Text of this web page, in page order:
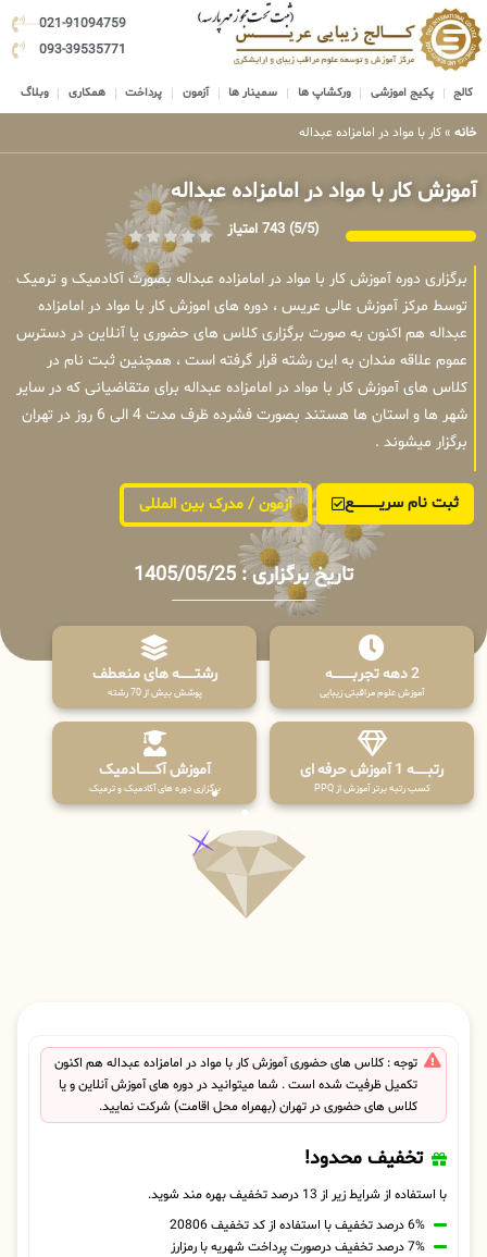
021-91094759
093-39535771
کالج پکیج اموزشی ورکشاپ ها سمینار ها آزمون پرداخت همکاری وبلاگ
خانه » کار با مواد در امامزاده عبداله
آموزش کار با مواد در امامزاده عبداله
(5/5) 743 امتیاز
برگزاری دوره آموزش کار با مواد در امامزاده عبداله بصورت آکادمیک و ترمیک
توسط مرکز آموزش عالی عریس ، دوره های اموزش کار با مواد در امامزاده
عبداله هم اکنون به صورت برگزاری کلاس های حضوری یا آنلاین در دسترس
عموم علاقه مندان به این رشته قرار گرفته است ، همچنین ثبت نام در
کلاس های آموزش کار با مواد در امامزاده عبداله برای متقاضیانی که در سایر
شهر ها و استان ها هستند بصورت فشرده ظرف مدت 4 الی 6 روز در تهران
برگزار میشوند .
ثبت نام سریــــــــــــع آزمون / مدرک بین المللی
تاریخ برگزاری : 1405/05/25
2 دهه تجربـــــــــه
آموزش علوم مراقبتی زیبایی
رشتـــــــه های منعطف
پوشش بیش از 70 رشته
رتبــــــه 1 آموزش حرفه ای
کسب رتبه برتر آموزش از PPQ
آموزش آکـــــــادمیک
برگزاری دوره های آکادمیک و ترمیک
توجه : کلاس های حضوری آموزش کار با مواد در امامزاده عبداله هم اکنون
تکمیل ظرفیت شده است . شما میتوانید در دوره های آموزش آنلاین و یا
کلاس های حضوری در تهران (بهمراه محل اقامت) شرکت نمایید.
تخفیف محدود!
با استفاده از شرایط زیر از 13 درصد تخفیف بهره مند شوید.
6% درصد تخفیف با استفاده از کد تخفیف 20806
7% درصد تخفیف درصورت پرداخت شهریه با رمزارز